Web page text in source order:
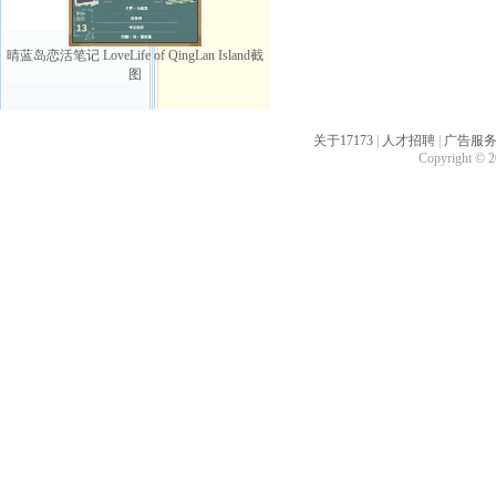
晴蓝岛恋活笔记 LoveLife of QingLan Island截
图
关于17173 人才招聘
广告服务
Copyright ©